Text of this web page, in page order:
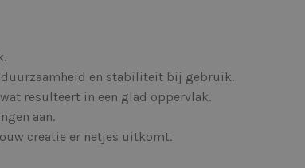
duurzaamheid en stabiliteit bij gebruik.
resulteert in een glad oppervlak.
aan.
creatie er netjes uitkomt.